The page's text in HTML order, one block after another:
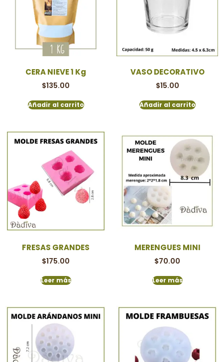
CERA NIEVE 1 Kg
$135.00
Añadir al carrito
VASO DECORATIVO
$15.00
Añadir al carrito
FRESAS GRANDES
$175.00
Leer más
MERENGUES MINI
$70.00
Leer más